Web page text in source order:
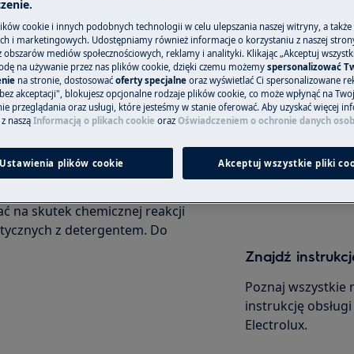
może spowodować pojawienie
proszku w zimnej
z poniższymi
na skutek chemicznej reakcji
z detergentem. Do
Zamów wizytę
W celu
do strony Serwis.
Zarezerwuj
Znajdź
Poznaj wszystkie
instrukcję
Electrolux.
cookie i innych podobnych technologii w celu ulepszania naszej witryny, a także
i marketingowych. Udostępniamy również informacje o korzystaniu z naszej
mediów społecznościowych, reklamy i analityki. Klikając „Akceptuj
na używanie przez nas plików cookie, dzięki czemu możemy spersonalizować
na stronie, dostosować oferty specjalne oraz wyświetlać Ci spersonalizowane
akceptacji", blokujesz opcjonalne rodzaje plików cookie, co może wpłynąć na
przeglądania oraz usługi, które jesteśmy w stanie oferować. Aby uzyskać więcej
nasząInformacją o plikach cookie oraz Oświadczeniem o ochronie danych
Ustawienia plików cookie Akceptuj wszystkie pliki